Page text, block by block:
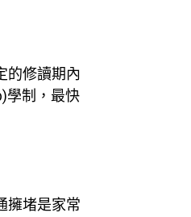
的修讀期內
學制，最快
擁堵是家常